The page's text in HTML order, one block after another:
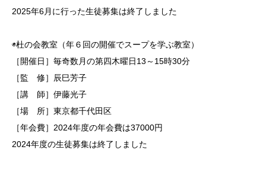
2025年6月に行った生徒募集は終了しました
◉杜の会教室（年６回の開催でスープを学ぶ教室）
［開催日］毎奇数月の第四木曜日13～15時30分
［監 修］辰巳芳子
［講 師］伊藤光子
［場 所］東京都千代田区
［年会費］2024年度の年会費は37000円
2024年度の生徒募集は終了しました